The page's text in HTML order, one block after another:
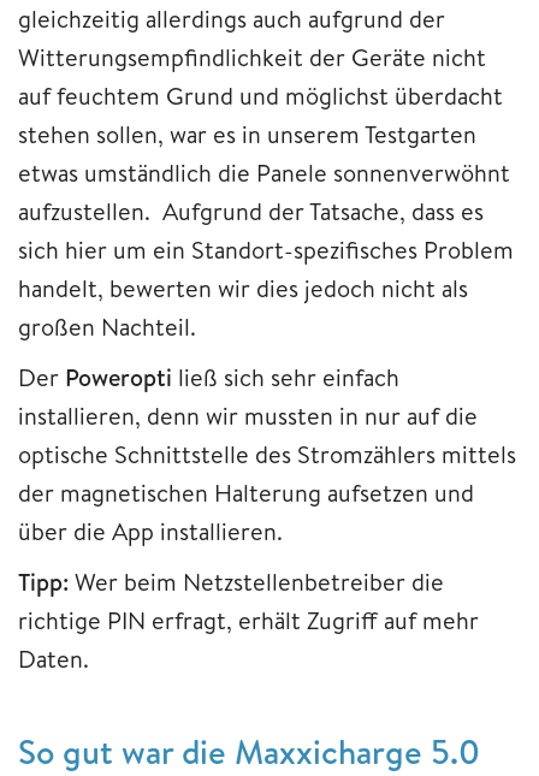
gleichzeitig allerdings auch aufgrund der
Witterungsempfindlichkeit der Geräte nicht
auf feuchtem Grund und möglichst überdacht
stehen sollen, war es in unserem Testgarten
etwas umständlich die Panele sonnenverwöhnt
aufzustellen. Aufgrund der Tatsache, dass es
sich hier um ein Standort-spezifisches Problem
handelt, bewerten wir dies jedoch nicht als
großen Nachteil.
Der Poweropti ließ sich sehr einfach
installieren, denn wir mussten in nur auf die
optische Schnittstelle des Stromzählers mittels
der magnetischen Halterung aufsetzen und
über die App installieren.
Tipp: Wer beim Netzstellenbetreiber die
richtige PIN erfragt, erhält Zugriff auf mehr
Daten.
So gut war die Maxxicharge 5.0